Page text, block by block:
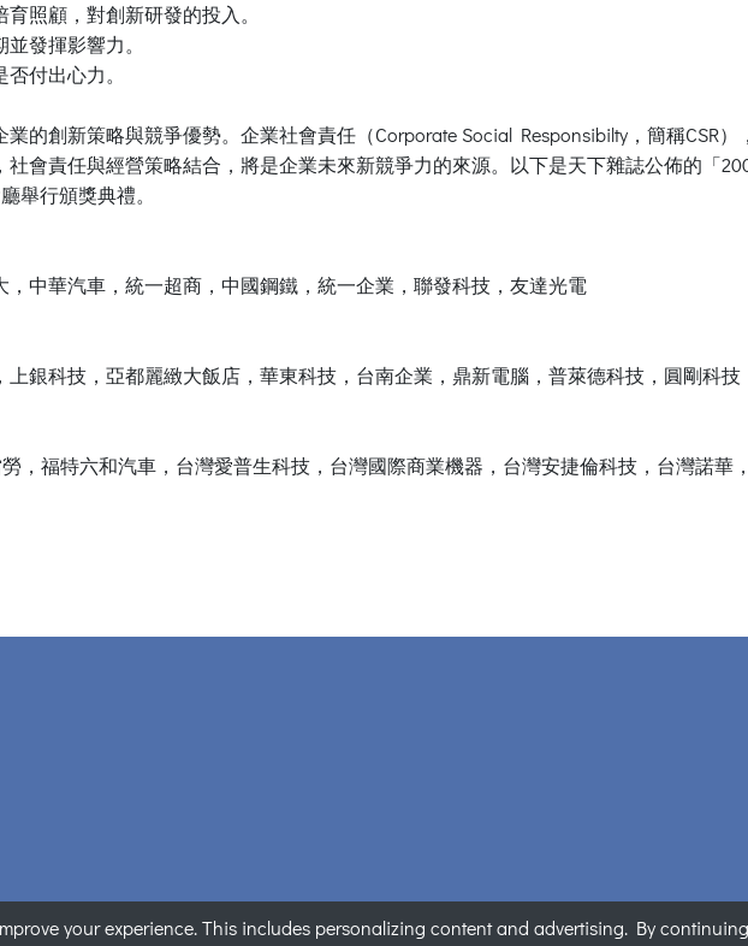
照顧，對創新研發的投入。
發揮影響力。
付出心力。
的創新策略與競爭優勢。企業社會責任（Corporate Social Responsibilty，簡稱CSR
會責任與經營策略結合，將是企業未來新競爭力的來源。以下是天下雜誌公佈的「
舉行頒獎典禮。
中華汽車，統一超商，中國鋼鐵，統一企業，聯發科技，友達光電
銀科技，亞都麗緻大飯店，華東科技，台南企業，鼎新電腦，普萊德科技，圓剛科技
，福特六和汽車，台灣愛普生科技，台灣國際商業機器，台灣安捷倫科技，台灣諾華
PLANET Technology Corporation. All rights reserved. | 隱私權聲明 | 網站地圖
your experience. This includes personalizing content and advertising. By